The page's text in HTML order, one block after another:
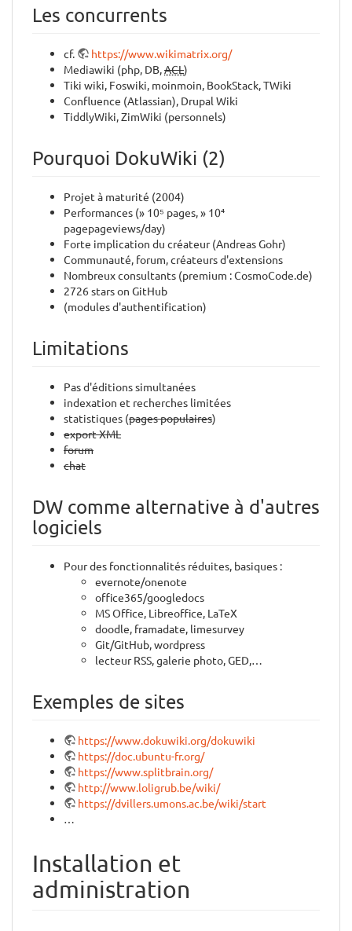
Les concurrents
cf.
https://www.wikimatrix.org/
Mediawiki (php, DB,ACL)
Tiki wiki, Foswiki, moinmoin, BookStack, TWiki
Confluence (Atlassian), Drupal Wiki
TiddlyWiki, ZimWiki (personnels)
Pourquoi DokuWiki (2)
Projet à maturité (2004)
Performances (» 10⁵ pages, » 10⁴
pagepageviews/day)
Forte implication du créateur (Andreas Gohr)
Communauté, forum, créateurs d'extensions
Nombreux consultants (premium : CosmoCode.de)
2726 stars on GitHub
(modules d'authentification)
Limitations
Pas d'éditions simultanées
indexation et recherches limitées
statistiques (pages populaires)
export XML
forum
chat
DW comme alternative à d'autres
logiciels
Pour des fonctionnalités réduites, basiques :
evernote/onenote
office365/googledocs
MS Office, Libreoffice, LaTeX
doodle, framadate, limesurvey
Git/GitHub, wordpress
lecteur RSS, galerie photo, GED,…
Exemples de sites
https://www.dokuwiki.org/dokuwiki
https://doc.ubuntu-fr.org/
https://www.splitbrain.org/
http://www.loligrub.be/wiki/
https://dvillers.umons.ac.be/wiki/start
…
Installation et
administration